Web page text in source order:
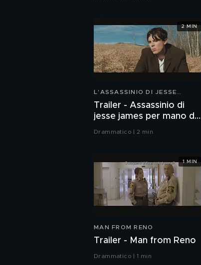
L'ASSASSINIO DI JESSE
Trailer - Assassinio di
jesse james per mano del
codardo robert ford
Drammatico | 2 min
2 MIN
MAN FROM RENO
Trailer - Man from Reno
Drammatico | 1 min
1 MIN